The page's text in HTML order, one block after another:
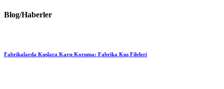
Blog/Haberler
Fabrikalarda Kuşlara Karşı Koruma: Fabrika Kuş Fileleri